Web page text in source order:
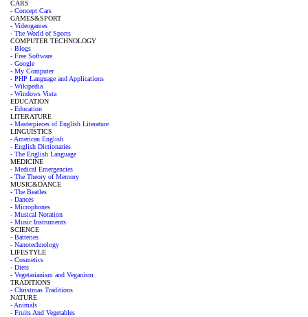
CARS
- Concept Cars
GAMES&SPORT
- Videogames
- The World of Sports
COMPUTER TECHNOLOGY
- Blogs
- Free Software
- Google
- My Computer
- PHP Language and Applications
- Wikipedia
- Windows Vista
EDUCATION
- Education
LITERATURE
- Masterpieces of English Literature
LINGUISTICS
- American English
- English Dictionaries
- The English Language
MEDICINE
- Medical Emergencies
- The Theory of Memory
MUSIC&DANCE
- The Beatles
- Dances
- Microphones
- Musical Notation
- Music Instruments
SCIENCE
- Batteries
- Nanotechnology
LIFESTYLE
- Cosmetics
- Diets
- Vegetarianism and Veganism
TRADITIONS
- Christmas Traditions
NATURE
- Animals
- Fruits And Vegetables